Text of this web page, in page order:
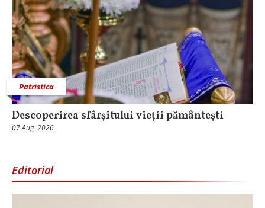
Patristica
Descoperirea sfârșitului vieții pământești
07 Aug, 2026
Editorial